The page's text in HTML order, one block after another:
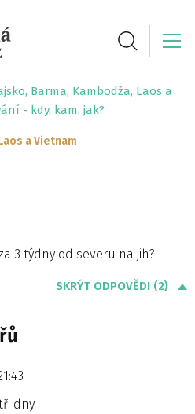
Barma, Kambodža, Laos a
- kdy, kam, jak?
a Vietnam
3 týdny od severu na jih?
SKRÝT ODPOVĚDI (2)
dny.